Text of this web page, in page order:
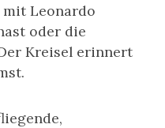
mit Leonardo
oder die
Kreisel erinnert